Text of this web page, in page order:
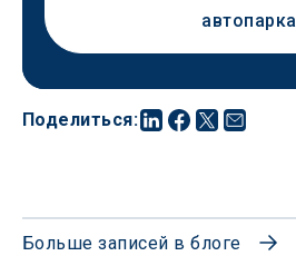
Поделиться:
автопарка
Больше записей в блоге